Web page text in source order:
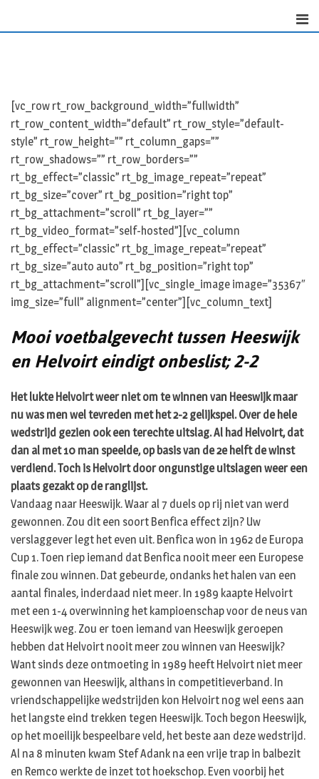
[vc_row rt_row_background_width=”fullwidth”
rt_row_content_width=”default” rt_row_style=”default-
style” rt_row_height=”” rt_column_gaps=””
rt_row_shadows=”” rt_row_borders=””
rt_bg_effect=”classic” rt_bg_image_repeat=”repeat”
rt_bg_size=”cover” rt_bg_position=”right top”
rt_bg_attachment=”scroll” rt_bg_layer=””
rt_bg_video_format=”self-hosted”][vc_column
rt_bg_effect=”classic” rt_bg_image_repeat=”repeat”
rt_bg_size=”auto auto” rt_bg_position=”right top”
rt_bg_attachment=”scroll”][vc_single_image image=”35367″
img_size=”full” alignment=”center”][vc_column_text]
Mooi voetbalgevecht tussen Heeswijk
en Helvoirt eindigt onbeslist; 2-2
Het lukte Helvoirt weer niet om te winnen van Heeswijk maar
nu was men wel tevreden met het 2-2 gelijkspel. Over de hele
wedstrijd gezien ook een terechte uitslag. Al had Helvoirt, dat
dan al met 10 man speelde, op basis van de 2e helft de winst
verdiend. Toch is Helvoirt door ongunstige uitslagen weer een
plaats gezakt op de ranglijst.
Vandaag naar Heeswijk. Waar al 7 duels op rij niet van werd
gewonnen. Zou dit een soort Benfica effect zijn? Uw
verslaggever legt het even uit. Benfica won in 1962 de Europa
Cup 1. Toen riep iemand dat Benfica nooit meer een Europese
finale zou winnen. Dat gebeurde, ondanks het halen van een
aantal finales, inderdaad niet meer. In 1989 kaapte Helvoirt
met een 1-4 overwinning het kampioenschap voor de neus van
Heeswijk weg. Zou er toen iemand van Heeswijk geroepen
hebben dat Helvoirt nooit meer zou winnen van Heeswijk?
Want sinds deze ontmoeting in 1989 heeft Helvoirt niet meer
gewonnen van Heeswijk, althans in competitieverband. In
vriendschappelijke wedstrijden kon Helvoirt nog wel eens aan
het langste eind trekken tegen Heeswijk. Toch begon Heeswijk,
op het moeilijk bespeelbare veld, het beste aan deze wedstrijd.
Al na 8 minuten kwam Stef Adank na een vrije trap in balbezit
en Remco werkte de inzet tot hoekschop. Even voorbij het